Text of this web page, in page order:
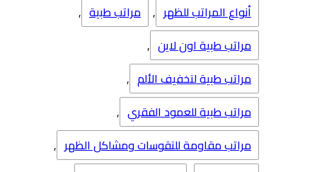
أنواع المراتب للظهر , مراتب طبية ,
مراتب طبية اون لاين ,
مراتب طبية لتخفيف الألم ,
مراتب طبية للعمود الفقري ,
مراتب مقاومة للتقوسات ومشاكل الظهر ,